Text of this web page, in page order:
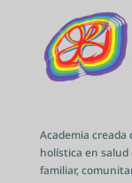
Academia
holística en
familiar,